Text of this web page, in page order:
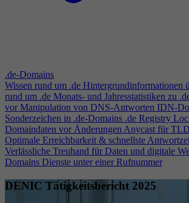
.de-Domains
Wissen rund um .de Hintergrundinformationen
rund um .de Monats- und Jahresstatistiken zu
vor Manipulation von DNS-Antworten IDN-
Sonderzeichen in .de-Domains .de Registry
Domaindaten vor ÄnderungenAnycast für
Optimale Erreichbarkeit & schnellste
Verlässliche Treuhand für Daten und digitale
Domains Dienste unter einer Rufnummer
DENIC Tätigkeitsbericht 2025